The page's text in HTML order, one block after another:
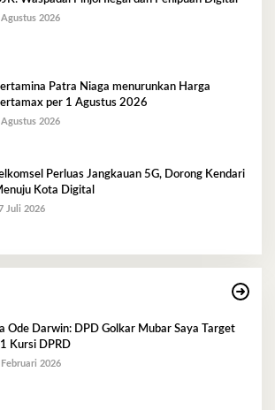
2026
Patra Niaga menurunkan Harga
per 1 Agustus 2026
Agustus 2026
Perluas Jangkauan 5G, Dorong Kendari
Kota Digital
Juli 2026
Ode Darwin: DPD Golkar Mubar Saya Target
Kursi DPRD
2026